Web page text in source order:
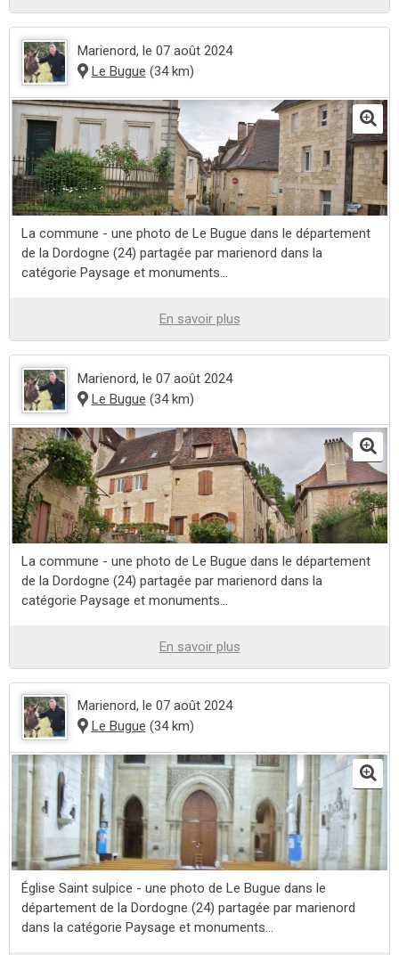
Marienord, le 07 août 2024
Le Bugue (34 km)
La commune - une photo de Le Bugue dans le département
de la Dordogne (24) partagée par marienord dans la
catégorie Paysage et monuments...
En savoir plus
Marienord, le 07 août 2024
Le Bugue (34 km)
La commune - une photo de Le Bugue dans le département
de la Dordogne (24) partagée par marienord dans la
catégorie Paysage et monuments...
En savoir plus
Marienord, le 07 août 2024
Le Bugue (34 km)
Église Saint sulpice - une photo de Le Bugue dans le
département de la Dordogne (24) partagée par marienord
dans la catégorie Paysage et monuments...